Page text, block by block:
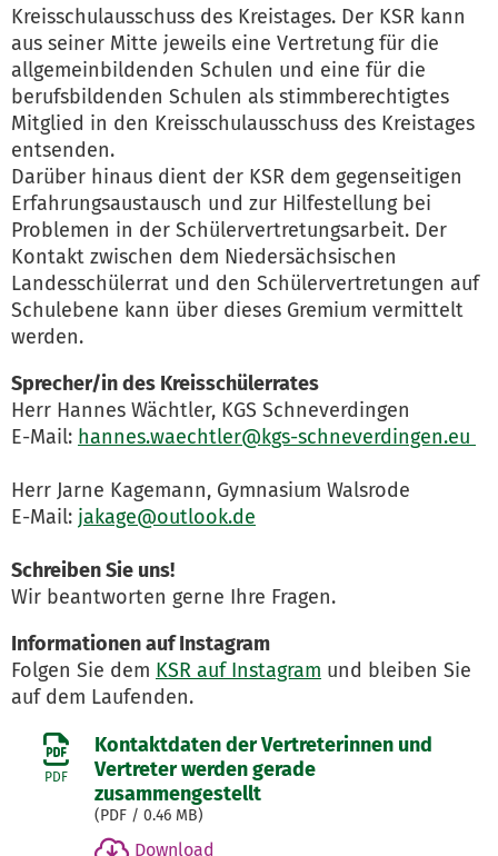
Kreisschulausschuss des Kreistages. Der KSR kann
aus seiner Mitte jeweils eine Vertretung für die
allgemeinbildenden Schulen und eine für die
berufsbildenden Schulen als stimmberechtigtes
Mitglied in den Kreisschulausschuss des Kreistages
entsenden.
Darüber hinaus dient der KSR dem gegenseitigen
Erfahrungsaustausch und zur Hilfestellung bei
Problemen in der Schülervertretungsarbeit. Der
Kontakt zwischen dem Niedersächsischen
Landesschülerrat und den Schülervertretungen auf
Schulebene kann über dieses Gremium vermittelt
werden.
Sprecher/in des Kreisschülerrates
Herr Hannes Wächtler, KGS Schneverdingen
E-Mail: hannes.waechtler@kgs-schneverdingen.eu
Herr Jarne Kagemann, Gymnasium Walsrode
E-Mail: jakage@outlook.de
Schreiben Sie uns!
Wir beantworten gerne Ihre Fragen.
Informationen auf Instagram
Folgen Sie dem KSR auf Instagram und bleiben Sie
auf dem Laufenden.
PDF
Kontaktdaten der Vertreterinnen und
Vertreter werden gerade
zusammengestellt
(PDF / 0.46 MB)
Download